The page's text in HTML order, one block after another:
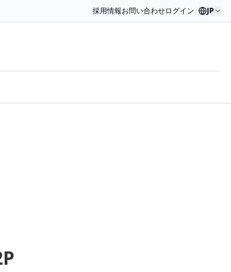
採用情報お問い合わせログイン | JP